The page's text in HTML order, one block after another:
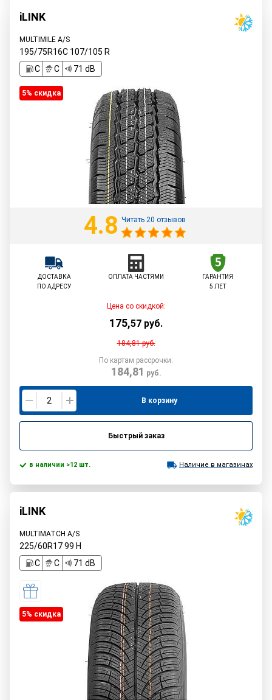
iLINK
MULTIMILE A/S
195/75R16C 107/105 R
C
C 71 dB
5% cкидка
4.8 Читать 20 отзывов
ДОСТАВКА
ПО АДРЕСУ
ОПЛАТА ЧАСТЯМИ
ГАРАНТИЯ
5 ЛЕТ
Цена со скидкой:
175,57 руб.
184,81руб.
По картам рассрочки:
184,81 руб.
В корзину
Быстрый заказ
в наличии >12 шт. Наличие в магазинах
iLINK
MULTIMATCH A/S
225/60R1799 H
C
C 71 dB
5% cкидка